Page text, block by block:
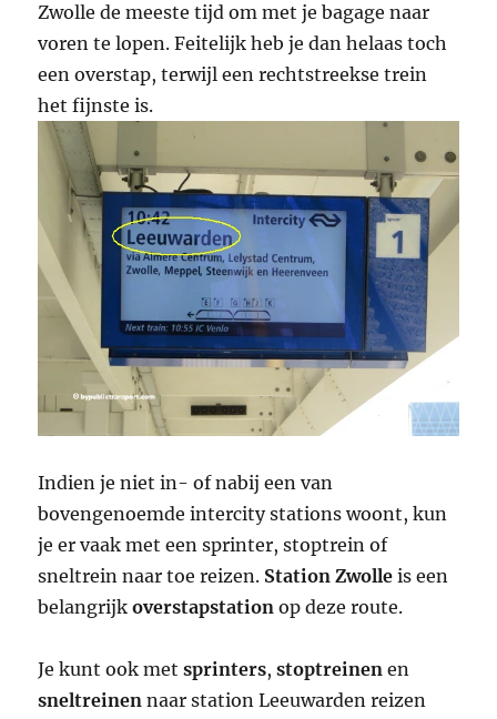
Zwolle de meeste tijd om met je bagage naar
voren te lopen. Feitelijk heb je dan helaas toch
een overstap, terwijl een rechtstreekse trein
het fijnste is.
Indien je niet in- of nabij een van
bovengenoemde intercity stations woont, kun
je er vaak met een sprinter, stoptrein of
sneltrein naar toe reizen. Station Zwolle is een
belangrijkoverstapstation op deze route.
Je kunt ook metsprinters,stoptreinen en
sneltreinen naar station Leeuwarden reizen